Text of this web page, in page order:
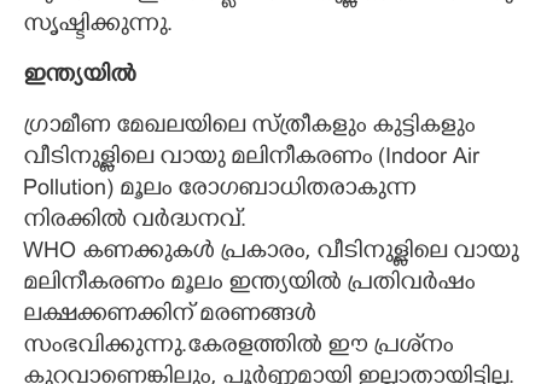
സൃഷ്ടിക്കുന്നു.
ഇന്ത്യയില്‍
ഗ്രാമീണ മേഖലയിലെ സ്ത്രീകളും കുട്ടികളും
വീടിനുള്ളിലെ വായു മലിനീകരണം (Indoor Air
Pollution) മൂലം രോഗബാധിതരാകുന്ന
നിരക്കില്‍ വര്‍ദ്ധനവ്.
WHO കണക്കുകള്‍ പ്രകാരം, വീടിനുള്ളിലെ വായു
മലിനീകരണം മൂലം ഇന്ത്യയില്‍ പ്രതിവര്‍ഷം
ലക്ഷക്കണക്കിന് മരണങ്ങള്‍
സംഭവിക്കുന്നു.കേരളത്തില്‍ ഈ പ്രശ്‌നം